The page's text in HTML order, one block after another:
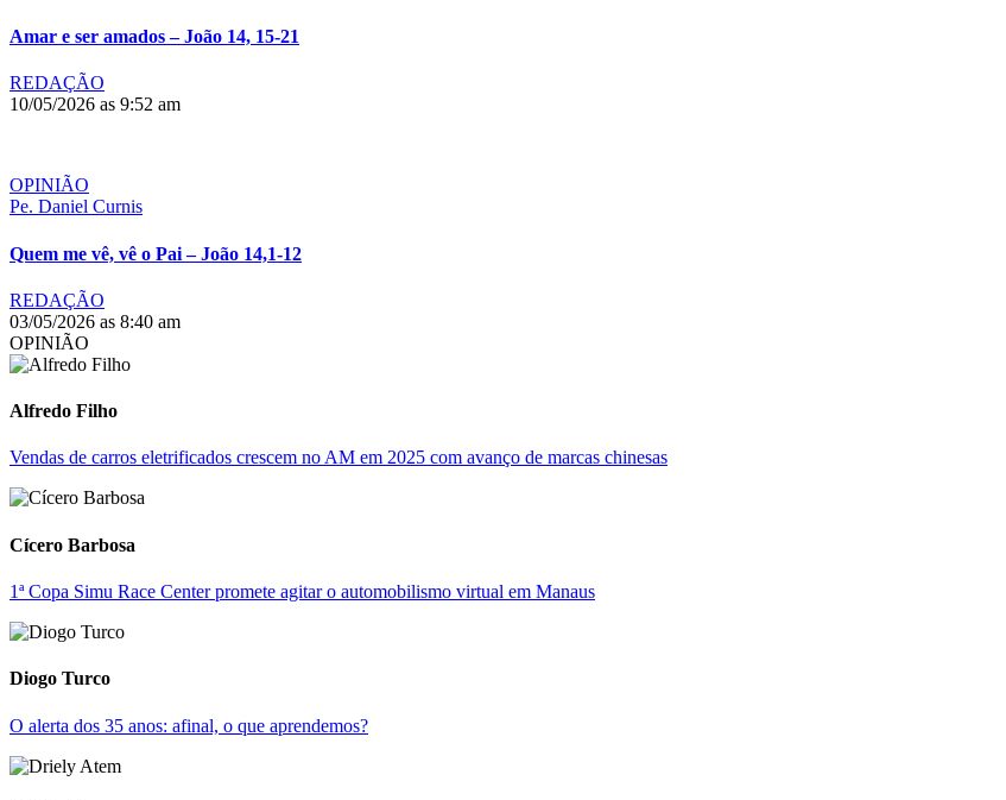
Amar e ser amados – João 14, 15-21
REDAÇÃO
10/05/2026 as 9:52 am
OPINIÃO
Pe. Daniel Curnis
Quem me vê, vê o Pai – João 14,1-12
REDAÇÃO
03/05/2026 as 8:40 am
OPINIÃO
Alfredo Filho
Vendas de carros eletrificados crescem no AM em 2025 com avanço de marcas chinesas
Cícero Barbosa
1ª Copa Simu Race Center promete agitar o automobilismo virtual em Manaus
Diogo Turco
O alerta dos 35 anos: afinal, o que aprendemos?